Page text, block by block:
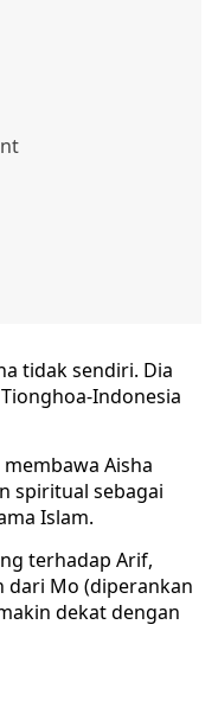
tidak sendiri. Dia
Indonesia
Aisha
spiritual sebagai
Islam.
terhadap Arif,
dari Mo (diperankan
dekat dengan